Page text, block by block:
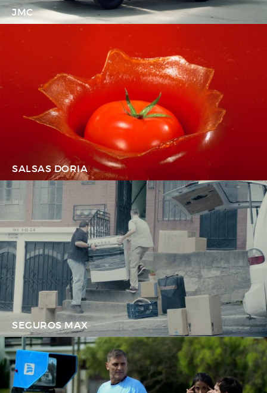
JMC
SALSAS DORIA
SEGUROS MAX